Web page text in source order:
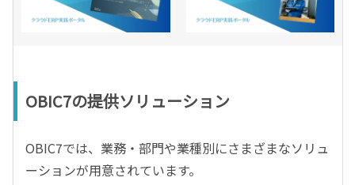
OBIC7の提供ソリューション
OBIC7では、業務・部門や業種別にさまざまなソリュ
ーションが用意されています。